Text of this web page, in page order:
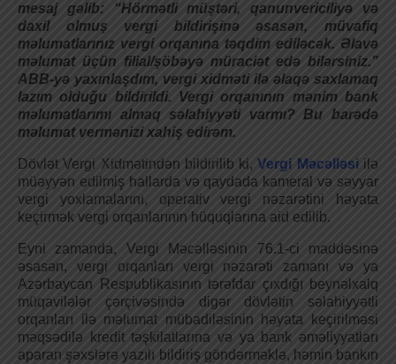
mesaj gəlib: “Hörmətli müştəri, qanunvericiliyə və
daxil olmuş vergi bildirişinə əsasən, müvafiq
məlumatlarınız vergi orqanına təqdim ediləcək. Əlavə
məlumat üçün filial/şöbəyə müraciət edə bilərsiniz.”
ABB-yə yaxınlaşdım, vergi xidməti ilə əlaqə saxlamaq
lazım olduğu bildirildi. Vergi orqanının mənim bank
məlumatlarımı almaq səlahiyyəti varmı? Bu barədə
məlumat vermənizi xahiş edirəm.
Dövlət Vergi Xidmətindən bildirilib ki,Vergi Məcəlləsi ilə
müəyyən edilmiş hallarda və qaydada kameral və səyyar
vergi yoxlamalarını, operativ vergi nəzarətini həyata
keçirmək vergi orqanlarının hüquqlarına aid edilib.
Eyni zamanda, Vergi Məcəlləsinin 76.1-ci maddəsinə
əsasən, vergi orqanları vergi nəzarəti zamanı və ya
Azərbaycan Respublikasının tərəfdar çıxdığı beynəlxalq
müqavilələr çərçivəsində digər dövlətin səlahiyyətli
orqanları ilə məlumat mübadiləsinin həyata keçirilməsi
məqsədilə kredit təşkilatlarına və ya bank əməliyyatları
aparan şəxslərə yazılı bildiriş göndərməklə, həmin bankın